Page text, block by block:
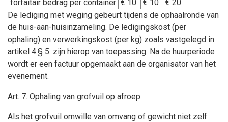
forfaitair bedrag per container € 10 € 10
€ 20
De lediging met weging gebeurt tijdens de ophaalronde van
de huis-aan-huisinzameling. De ledigingskost (per
ophaling) en verwerkingskost (per kg) zoals vastgelegd in
artikel 4.§ 5. zijn hierop van toepassing. Na de huurperiode
wordt er een factuur opgemaakt aan de organisator van het
evenement.
Art. 7. Ophaling van grofvuil op afroep
Als het grofvuil omwille van omvang of gewicht niet zelf